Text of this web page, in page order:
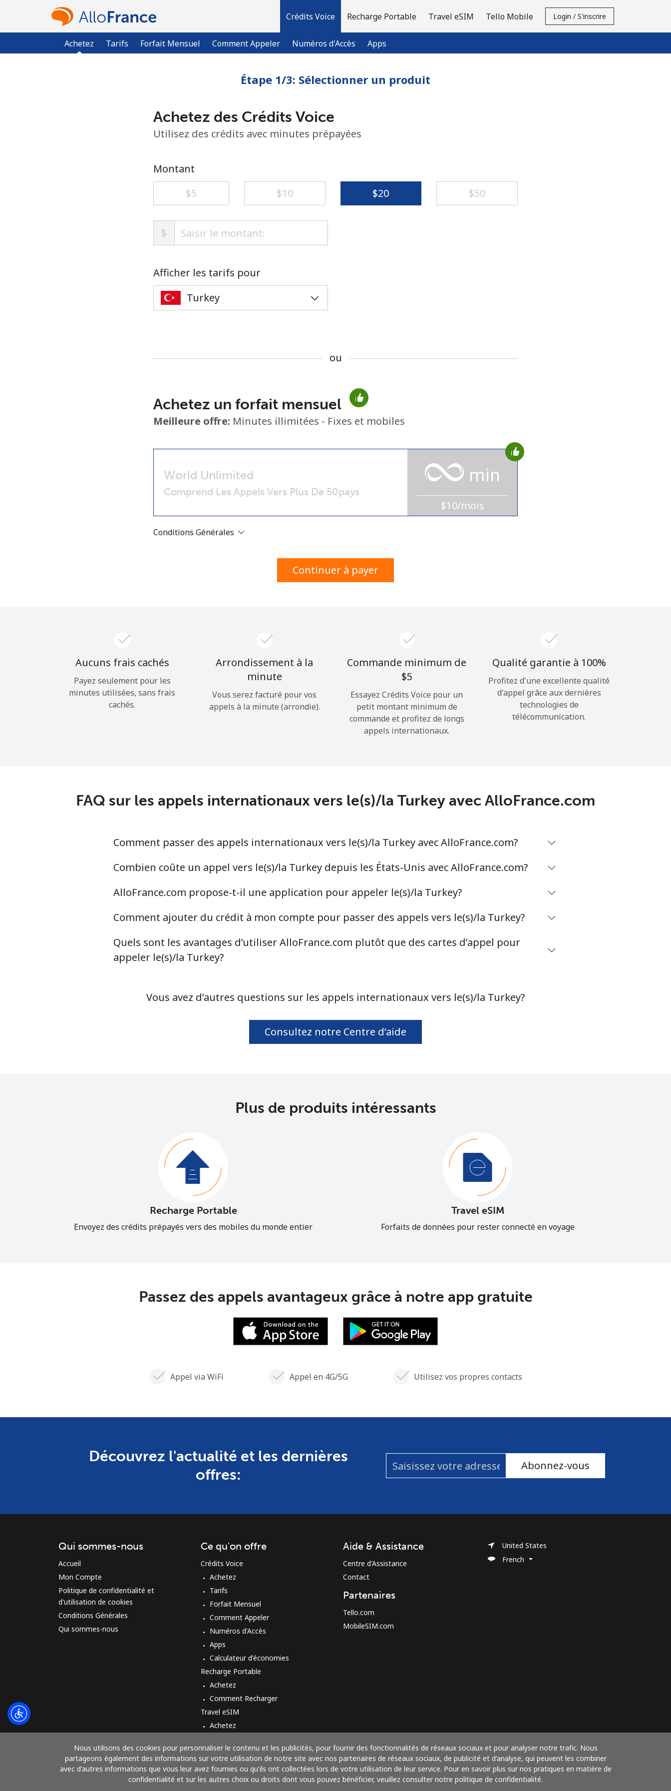
Crédits Voice
Achetez Tarifs Forfait Mensuel Comment Appeler Numéros d'Accès Apps
Recharge Portable Travel eSIM Tello Mobile Login / S'inscrire
Aucun mot de passe créé
8 caractères minimum
Un numéro
En créant un compte sur ce site, j'accepte les
Bonjour!
INSCRIVEZ-VOUS →
Login
ou
Continue avec
Étape 1/3: Sélectionner un produit
Achetez des Crédits Voice
Utilisez des crédits avec minutes prépayées
Montant
⁦$5⁩
⁦$10⁩ ⁦$20⁩ ⁦$50⁩
$
Afficher les tarifs pour
ou
Achetez un forfait mensuel
Meilleure offre: Minutes illimitées - Fixes et mobiles
World Unlimited
Comprend Les Appels Vers Plus De 50pays
min
$10/mois
Conditions Générales
Continuer à payer
Aucuns frais cachés
Payez seulement pour les
minutes utilisées, sans frais
cachés.
Arrondissement à la
minute
Vous serez facturé pour vos
appels à la minute (arrondie).
Commande minimum de
⁦$5⁩
Essayez Crédits Voice pour un
petit montant minimum de
commande et profitez de longs
appels internationaux.
Qualité garantie à 100%
Profitez d'une excellente qualité
d'appel grâce aux dernières
technologies de
télécommunication.
FAQ sur les appels internationaux vers le(s)/la Turkey avec AlloFrance.com
Comment passer des appels internationaux vers le(s)/la Turkey avec AlloFrance.com?
Combien coûte un appel vers le(s)/la Turkey depuis les États-Unis avec AlloFrance.com?
AlloFrance.com propose-t-il une application pour appeler le(s)/la Turkey?
Comment ajouter du crédit à mon compte pour passer des appels vers le(s)/la Turkey?
Quels sont les avantages d’utiliser AlloFrance.com plutôt que des cartes d’appel pour
appeler le(s)/la Turkey?
Vous avez d’autres questions sur les appels internationaux vers le(s)/la Turkey?
Consultez notre Centre d’aide
Plus de produits intéressants
Recharge Portable
Envoyez des crédits prépayés vers des mobiles du monde entier
Travel eSIM
Forfaits de données pour rester connecté en voyage
Passez des appels avantageux grâce à notre app gratuite
Appel via WiFi Appel en 4G/5G Utilisez vos propres contacts
Découvrez l'actualité et les dernières
offres:
Abonnez-vous
Nous utilisons des cookies pour personnaliser le contenu et les publicités, pour fournir des fonctionnalités de réseaux sociaux et pour analyser notre trafic. Nous
partageons également des informations sur votre utilisation de notre site avec nos partenaires de réseaux sociaux, de publicité et d'analyse, qui peuvent les combiner
avec d'autres informations que vous leur avez fournies ou qu'ils ont collectées lors de votre utilisation de leur service. Pour en savoir plus sur nos pratiques en matière de
confidentialité et sur les autres choix ou droits dont vous pouvez bénéficier, veuillez consulter notre politique de confidentialité.
Qui sommes-nous
Accueil
Mon Compte
Politique de confidentialité et
d'utilisation de cookies
Conditions Générales
Qui sommes-nous
Ce qu'on offre
Crédits Voice
Achetez
Tarifs
Forfait Mensuel
Comment Appeler
Numéros d'Accès
Apps
Calculateur d'économies
Recharge Portable
Achetez
Comment Recharger
Travel eSIM
Achetez
Aide & Assistance
Centre d'Assistance
Contact
Partenaires
Tello.com
MobileSIM.com
United States
French
Payez avec